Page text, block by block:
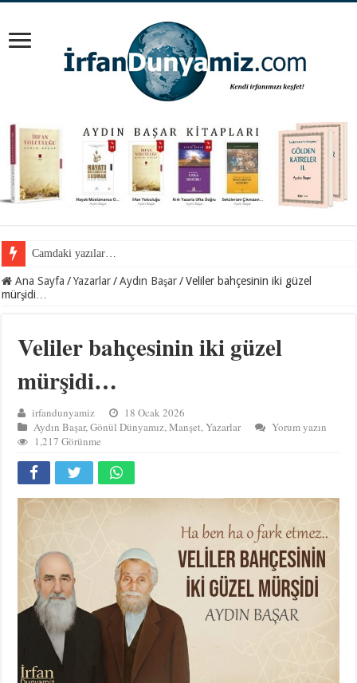
Cemil Gül Hocaefendi ile samimi bir sohbet…
Ana Sayfa / Yazarlar / Aydın Başar / Veliler bahçesinin iki güzel
mürşidi…
Veliler bahçesinin iki güzel
mürşidi…
irfandunyamiz
18 Ocak 2026
Aydın Başar,Gönül Dünyamız,Manşet,Yazarlar
Yorum yazın
1,217 Görünme